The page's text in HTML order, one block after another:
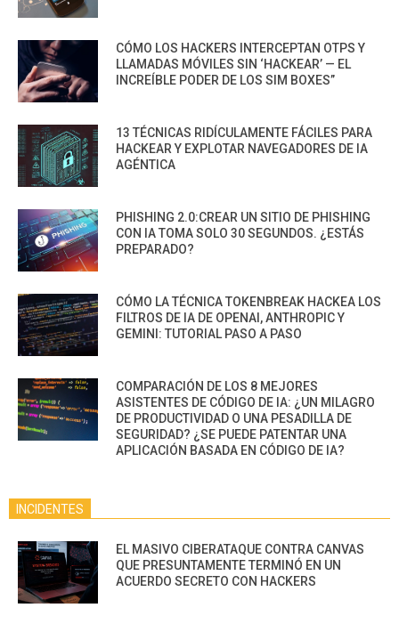
CÓMO LOS HACKERS INTERCEPTAN OTPS Y
LLAMADAS MÓVILES SIN ‘HACKEAR’ — EL
INCREÍBLE PODER DE LOS SIM BOXES”
13 TÉCNICAS RIDÍCULAMENTE FÁCILES PARA
HACKEAR Y EXPLOTAR NAVEGADORES DE IA
AGÉNTICA
PHISHING 2.0:CREAR UN SITIO DE PHISHING
CON IA TOMA SOLO 30 SEGUNDOS. ¿ESTÁS
PREPARADO?
CÓMO LA TÉCNICA TOKENBREAK HACKEA LOS
FILTROS DE IA DE OPENAI, ANTHROPIC Y
GEMINI: TUTORIAL PASO A PASO
COMPARACIÓN DE LOS 8 MEJORES
ASISTENTES DE CÓDIGO DE IA: ¿UN MILAGRO
DE PRODUCTIVIDAD O UNA PESADILLA DE
SEGURIDAD? ¿SE PUEDE PATENTAR UNA
APLICACIÓN BASADA EN CÓDIGO DE IA?
INCIDENTES
EL MASIVO CIBERATAQUE CONTRA CANVAS
QUE PRESUNTAMENTE TERMINÓ EN UN
ACUERDO SECRETO CON HACKERS